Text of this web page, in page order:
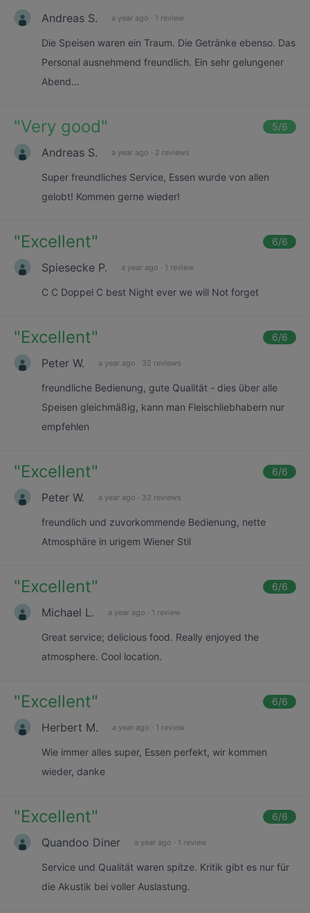
Andreas S. a year ago · 1 review
Die Speisen waren ein Traum. Die Getränke ebenso. Das
Personal ausnehmend freundlich. Ein sehr gelungener
Abend…
"Very good" 5/6
Andreas S. a year ago · 2 reviews
Super freundliches Service, Essen wurde von allen
gelobt! Kommen gerne wieder!
"Excellent" 6/6
Spiesecke P. a year ago · 1 review
C C Doppel C best Night ever we will Not forget
"Excellent" 6/6
Peter W. a year ago · 32 reviews
freundliche Bedienung, gute Qualität - dies über alle
Speisen gleichmäßig, kann man Fleischliebhabern nur
empfehlen
"Excellent" 6/6
Peter W. a year ago · 32 reviews
freundlich und zuvorkommende Bedienung, nette
Atmosphäre in urigem Wiener Stil
"Excellent" 6/6
Michael L. a year ago · 1 review
Great service; delicious food. Really enjoyed the
atmosphere. Cool location.
"Excellent" 6/6
Herbert M. a year ago · 1 review
Wie immer alles super, Essen perfekt, wir kommen
wieder, danke
"Excellent" 6/6
Quandoo Diner a year ago · 1 review
Service und Qualität waren spitze. Kritik gibt es nur für
die Akustik bei voller Auslastung.